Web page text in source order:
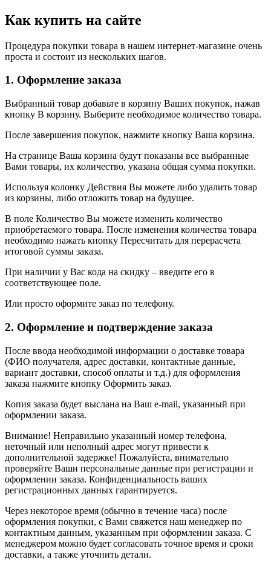
Как купить на сайте
Процедура покупки товара в нашем интернет-магазине очень
проста и состоит из нескольких шагов.
1. Оформление заказа
Выбранный товар добавьте в корзину Ваших покупок, нажав
кнопку В корзину. Выберите необходимое количество товара.
После завершения покупок, нажмите кнопку Ваша корзина.
На странице Ваша корзина будут показаны все выбранные
Вами товары, их количество, указана общая сумма покупки.
Используя колонку Действия Вы можете либо удалить товар
из корзины, либо отложить товар на будущее.
В поле Количество Вы можете изменить количество
приобретаемого товара. После изменения количества товара
необходимо нажать кнопку Пересчитать для перерасчета
итоговой суммы заказа.
При наличии у Вас кода на скидку – введите его в
соответствующее поле.
Или просто оформите заказ по телефону.
2. Оформление и подтверждение заказа
После ввода необходимой информации о доставке товара
(ФИО получателя, адрес доставки, контактные данные,
вариант доставки, способ оплаты и т.д.) для оформления
заказа нажмите кнопку Оформить заказ.
Копия заказа будет выслана на Ваш e-mail, указанный при
оформлении заказа.
Внимание! Неправильно указанный номер телефона,
неточный или неполный адрес могут привести к
дополнительной задержке! Пожалуйста, внимательно
проверяйте Ваши персональные данные при регистрации и
оформлении заказа. Конфиденциальность ваших
регистрационных данных гарантируется.
Через некоторое время (обычно в течение часа) после
оформления покупки, с Вами свяжется наш менеджер по
контактным данным, указанным при оформлении заказа. С
менеджером можно будет согласовать точное время и сроки
доставки, а также уточнить детали.